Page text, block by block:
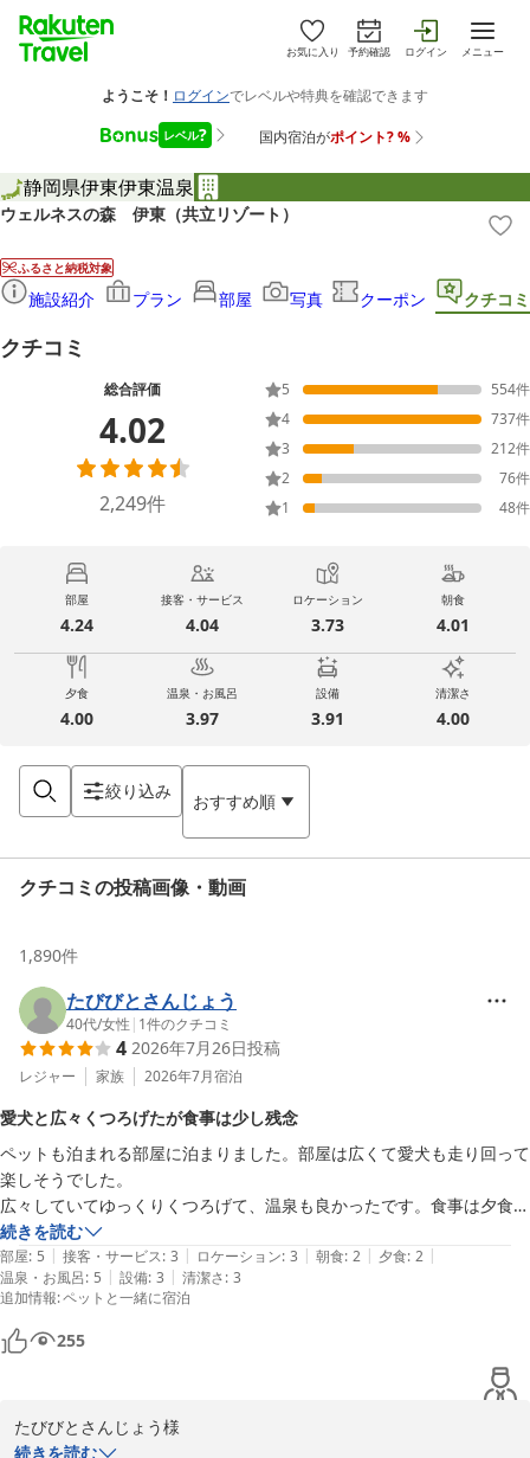
お気に入り 予約確認 ログイン メニュー
静岡県伊東伊東温泉
ウェルネスの森 伊東（共立リゾート）
ふるさと納税対象
施設紹介 プラン 部屋 写真 クーポン クチコミ
クチコミ
総合評価
4.02
2,249件
5 554件
4
737件
3
212件
2
76件
1
48件
部屋
4.24
接客・サービス
4.04
ロケーション
3.73
朝食
4.01
夕食
4.00
温泉・お風呂
3.97
設備
3.91
清潔さ
4.00
絞り込み おすすめ順
クチコミの投稿画像・動画
1,890件
たびびとさんじょう
40代/女性 | 1件のクチコミ
4 2026年7月26日投稿
レジャー 家族 2026年7月宿泊
愛犬と広々くつろげたが食事は少し残念
ペットも泊まれる部屋に泊まりました。部屋は広くて愛犬も走り回って
楽しそうでした。
広々していてゆっくりくつろげて、温泉も良かったです。食事は夕食朝
食ともバイキングでしたが、食事はイマイチでした。けど、金額的にも
妥当なのかなとも思います。なんとなく、給食を食べているような感覚
になりました（笑）
でも、ゆっくりできたのでよかったです。
続きを読む
部屋: 5 | 接客・サービス: 3 | ロケーション: 3 | 朝食: 2 | 夕食: 2 |
温泉・お風呂: 5 | 設備: 3 | 清潔さ: 3
追加情報:ペットと一緒に宿泊
255
たびびとさんじょう様
続きを読む